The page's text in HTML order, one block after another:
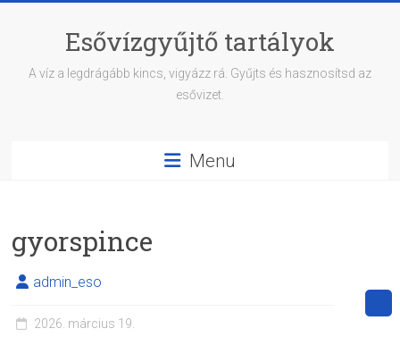
Esővízgyűjtő tartályok
A víz a legdrágább kincs, vigyázz rá. Gyűjts és hasznosítsd az
esővizet.
Menu
gyorspince
admin_eso
2026. március 19.